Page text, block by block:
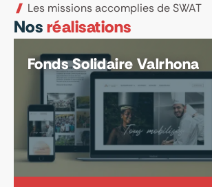
Les missions accomplies de SWAT
Nosréalisations
Fonds Solidaire Valrhona